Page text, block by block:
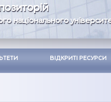
національного
ВІДКРИТІ РЕСУРСИ